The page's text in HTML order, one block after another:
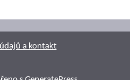
a kontakt